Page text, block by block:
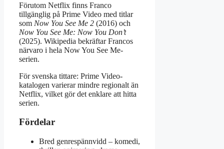
Förutom Netflix finns Franco
tillgänglig på Prime Video med titlar
som Now You See Me 2 (2016) och
Now You See Me: Now You Don’t
(2025). Wikipedia bekräftar Francos
närvaro i hela Now You See Me-
serien.
För svenska tittare: Prime Video-
katalogen varierar mindre regionalt än
Netflix, vilket gör det enklare att hitta
serien.
Fördelar
Bred genre­spännvidd – komedi,